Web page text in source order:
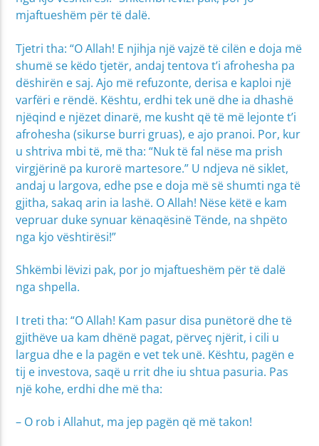
mjaftueshëm për të dalë.
Tjetri tha: “O Allah! E njihja një vajzë të cilën e doja më
shumë se këdo tjetër, andaj tentova t’i afrohesha pa
dëshirën e saj. Ajo më refuzonte, derisa e kaploi një
varfëri e rëndë. Kështu, erdhi tek unë dhe ia dhashë
njëqind e njëzet dinarë, me kusht që të më lejonte t’i
afrohesha (sikurse burri gruas), e ajo pranoi. Por, kur
u shtriva mbi të, më tha: “Nuk të fal nëse ma prish
virgjërinë pa kurorë martesore.” U ndjeva në siklet,
andaj u largova, edhe pse e doja më së shumti nga të
gjitha, sakaq arin ia lashë. O Allah! Nëse këtë e kam
vepruar duke synuar kënaqësinë Tënde, na shpëto
nga kjo vështirësi!”
Shkëmbi lëvizi pak, por jo mjaftueshëm për të dalë
nga shpella.
I treti tha: “O Allah! Kam pasur disa punëtorë dhe të
gjithëve ua kam dhënë pagat, përveç njërit, i cili u
largua dhe e la pagën e vet tek unë. Kështu, pagën e
tij e investova, saqë u rrit dhe iu shtua pasuria. Pas
një kohe, erdhi dhe më tha:
– O rob i Allahut, ma jep pagën që më takon!